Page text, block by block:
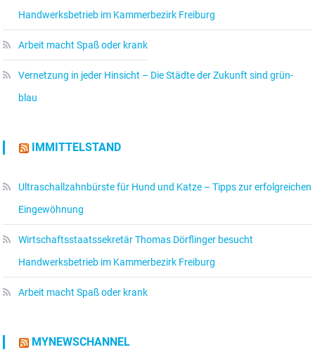
Handwerksbetrieb im Kammerbezirk Freiburg
Arbeit macht Spaß oder krank
Vernetzung in jeder Hinsicht – Die Städte der Zukunft sind grün-
blau
IMMITTELSTAND
Ultraschallzahnbürste für Hund und Katze – Tipps zur erfolgreichen
Eingewöhnung
Wirtschaftsstaatssekretär Thomas Dörflinger besucht
Handwerksbetrieb im Kammerbezirk Freiburg
Arbeit macht Spaß oder krank
MYNEWSCHANNEL